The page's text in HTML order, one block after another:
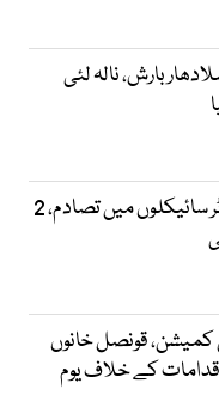
بارش، نالہ لئی
احمد پور شرقیہ، دو موٹر سائیکلوں میں تصادم، 2
کمیشن، قونصل خانوں
کے خلاف یوم